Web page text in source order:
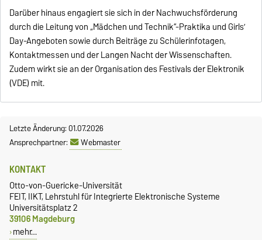
Darüber hinaus engagiert sie sich in der Nachwuchsförderung
durch die Leitung von „Mädchen und Technik“-Praktika und Girls’
Day-Angeboten sowie durch Beiträge zu Schülerinfotagen,
Kontaktmessen und der Langen Nacht der Wissenschaften.
Zudem wirkt sie an der Organisation des Festivals der Elektronik
(VDE) mit.
Letzte Änderung: 01.07.2026
Ansprechpartner:
Webmaster
KONTAKT
Otto-von-Guericke-Universität
FEIT, IIKT, Lehrstuhl für Integrierte Elektronische Systeme
Universitätsplatz 2
39106 Magdeburg
mehr…